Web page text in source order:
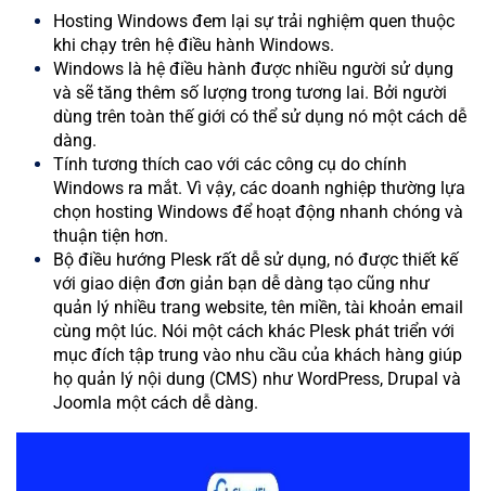
Hosting Windows đem lại sự trải nghiệm quen thuộc
khi chạy trên hệ điều hành Windows.
Windows là hệ điều hành được nhiều người sử dụng
và sẽ tăng thêm số lượng trong tương lai. Bởi người
dùng trên toàn thế giới có thể sử dụng nó một cách dễ
dàng.
Tính tương thích cao với các công cụ do chính
Windows ra mắt. Vì vậy, các doanh nghiệp thường lựa
chọn hosting Windows để hoạt động nhanh chóng và
thuận tiện hơn.
Bộ điều hướng Plesk rất dễ sử dụng, nó được thiết kế
với giao diện đơn giản bạn dễ dàng tạo cũng như
quản lý nhiều trang website, tên miền, tài khoản email
cùng một lúc. Nói một cách khác Plesk phát triển với
mục đích tập trung vào nhu cầu của khách hàng giúp
họ quản lý nội dung (CMS) như WordPress, Drupal và
Joomla một cách dễ dàng.